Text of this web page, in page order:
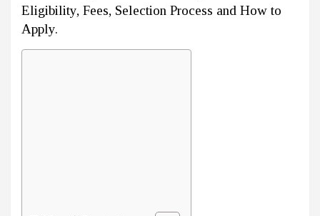
Eligibility, Fees, Selection Process and How to
Apply.